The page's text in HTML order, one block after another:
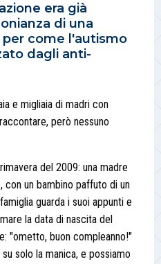
era già
di una
come l'autismo
dagli anti-
e migliaia di madri con
però nessuno
del 2009: una madre
con un bambino paffuto di un
guarda i suoi appunti e
la data di nascita del
"ometto, buon compleanno!"
solo la manica, e possiamo